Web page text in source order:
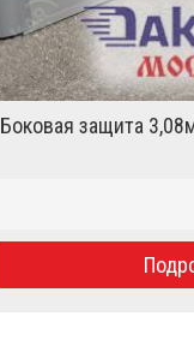
Боковая защита